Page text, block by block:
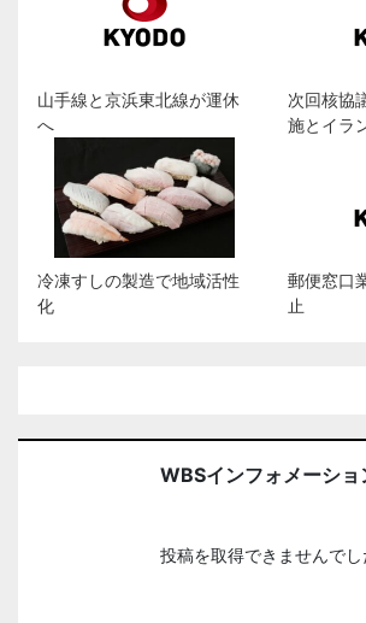
山手線と京浜東北線が運休
へ
次回核協
施とイラ
冷凍すしの製造で地域活性
化
郵便窓口
止
WBSインフォメーショ
投稿を取得できませんでし